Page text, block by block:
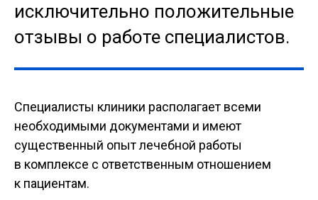
исключительно положительные
отзывы о работе специалистов.
Специалисты клиники располагает всеми
необходимыми документами и имеют
существенный опыт лечебной работы
в комплексе с ответственным отношением
к пациентам.